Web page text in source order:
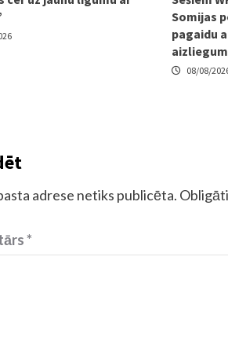
Somijas
pagaidu
08/08/
adrese netiks publicēta.
*